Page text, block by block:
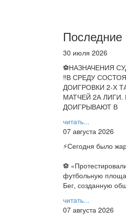
Последние
30 июля 2026
⚽НАЗНАЧЕНИЯ
‼В СРЕДУ
ДОИГРОВКИ 2-Х
МАТЧЕЙ 2А
ДОИГРЫВАЮТ В
читать...
07 августа 2026
⚡️Сегодня было
⚽
футбольную
Бег, созданную
читать...
07 августа 2026